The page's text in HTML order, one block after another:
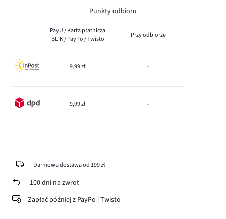
Punkty odbioru
PayU / Karta płatnicza
BLIK / PayPo / Twisto
Przy odbiorze
9,99 zł -
9,99 zł -
Darmowa dostawa od 199 zł
100 dni na zwrot
Zapłać później z PayPo | Twisto